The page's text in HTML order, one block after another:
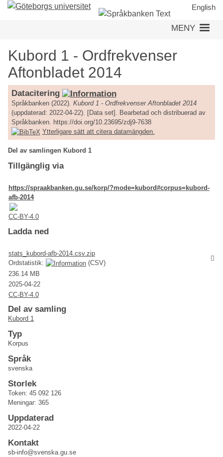
Hoppa
English
MENY
Kubord 1 - Ordfrekvenser
Aftonbladet 2014
Datacitering
Språkbanken (2022). Kubord 1 - Ordfrekvenser Aftonbladet 2014
(uppdaterad: 2022-04-22). [Data set]. Bearbetad och distribuerad av
Språkbanken. https://doi.org/10.23695/zdj9-7638
Ytterligare sätt att citera datamängden.
Del av samlingen Kubord 1
Tillgänglig via
https://spraakbanken.gu.se/korp/?mode=kubord#corpus=kubord-
afb-2014
CC-BY-4.0
Ladda ned
stats_kubord-afb-2014.csv.zip
Ordstatistik:
(CSV)
236.14 MB
2025-04-22
CC-BY-4.0
Del av samling
Kubord 1
Typ
Korpus
Språk
svenska
Storlek
Token: 45 092 126
Meningar: 365
Uppdaterad
2022-04-22
Kontakt
sb-info@svenska.gu.se